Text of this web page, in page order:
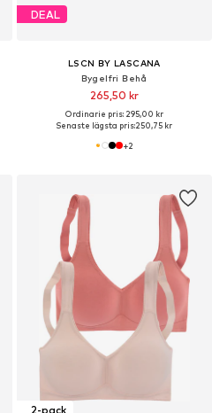
DEAL
LSCN BY LASCANA
Bygelfri Behå
265,50 kr
Ordinarie pris: 295,00 kr
Senaste lägsta pris:250,75 kr
+2
2-pack